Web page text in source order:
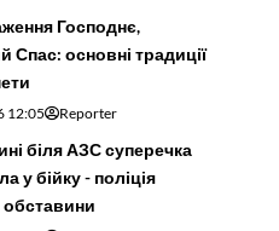
Господнє,
Спас: основні традиції
12:05 Reporter
біля АЗС суперечка
у бійку - поліція
обставини